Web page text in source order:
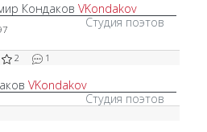
Кондаков VKondakov
Студия поэтов
2 1
VKondakov
Студия поэтов